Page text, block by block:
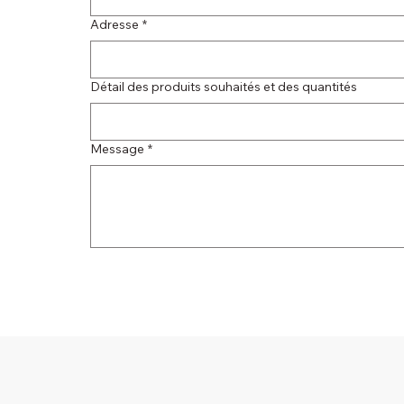
Adresse *
Détail des produits souhaités et des quantités
Message *